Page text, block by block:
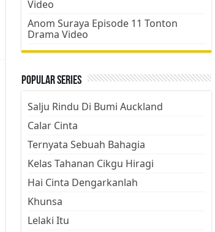
Video
Anom Suraya Episode 11 Tonton
Drama Video
Popular Series
Salju Rindu Di Bumi Auckland
Calar Cinta
Ternyata Sebuah Bahagia
Kelas Tahanan Cikgu Hiragi
Hai Cinta Dengarkanlah
Khunsa
Lelaki Itu